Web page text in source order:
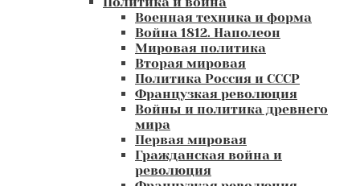
Военная техника и форма
Война 1812. Наполеон
Мировая политика
Вторая мировая
Политика Россия и СССР
Французкая революция
Войны и политика древнего
мира
Первая мировая
Гражданская война и
революция